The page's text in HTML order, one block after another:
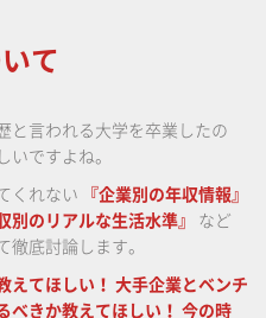
て
と言われる大学を卒業したの
いですよね。
くれない
『企業別の年収情報』
別のリアルな生活水準』
など
徹底討論します。
えてほしい！ 大手企業とベンチ
べきか教えてほしい！ 今の時